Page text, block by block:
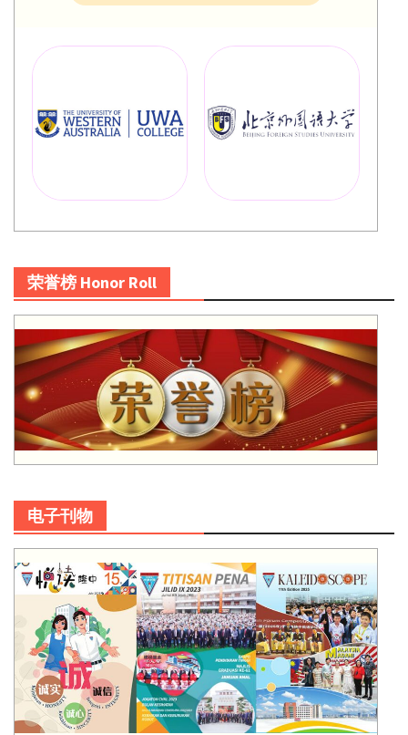
荣誉榜 Honor Roll
电子刊物